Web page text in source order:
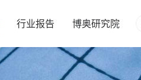
行业报告 博奥研究院